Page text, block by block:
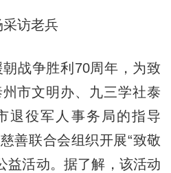
采访老兵
战争胜利70周年，为致
市文明办、九三学社泰
退役军人事务局的指导
善联合会组织开展“致敬
益活动。据了解，该活动